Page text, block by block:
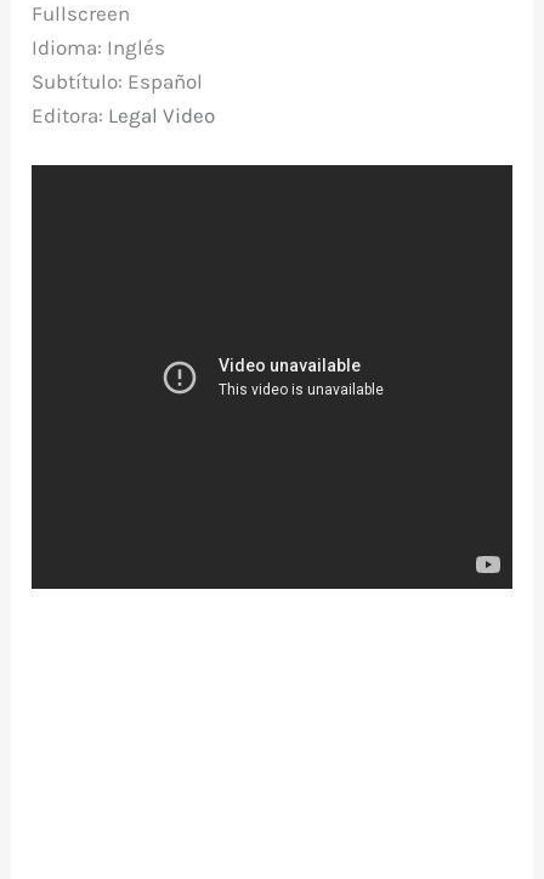
Fullscreen
Idioma: Inglés
Subtítulo: Español
Editora: Legal Video